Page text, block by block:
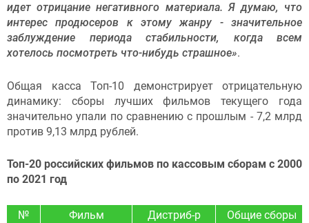
идет отрицание негативного материала. Я думаю, что
интерес продюсеров к этому жанру - значительное
заблуждение периода стабильности, когда всем
хотелось посмотреть что-нибудь страшное».
Общая касса Топ-10 демонстрирует отрицательную
динамику: сборы лучших фильмов текущего года
значительно упали по сравнению с прошлым - 7,2 млрд
против 9,13 млрд рублей.
Топ-20 российских фильмов по кассовым сборам с 2000
по 2021 год
№ Фильм Дистриб-р Общие сборы